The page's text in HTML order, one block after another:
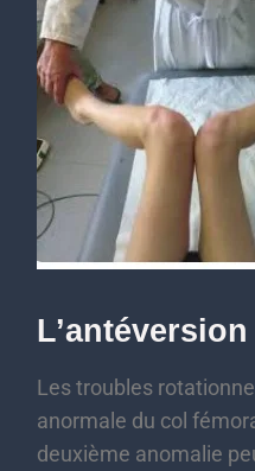
Les troubles
anormale du col
deuxième anomalie